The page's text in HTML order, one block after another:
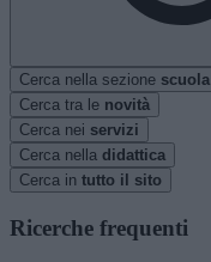
Cerca nella sezione scuola
Cerca tra le novità
Cerca nei servizi
Cerca nella didattica
Cerca in tutto il sito
Ricerche frequenti